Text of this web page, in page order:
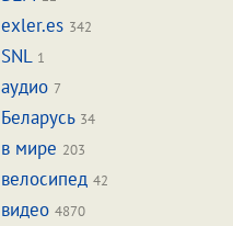
exler.es 342
SNL 1
аудио 7
Беларусь 34
в мире 203
велосипед 42
видео 4870